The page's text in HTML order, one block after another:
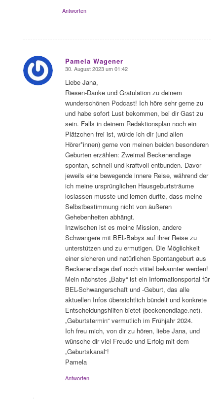
Antworten
Pamela Wagener
sagte:
30. August 2023 um 01:42
Liebe Jana,
Riesen-Danke und Gratulation zu deinem
wunderschönen Podcast! Ich höre sehr gerne zu
und habe sofort Lust bekommen, bei dir Gast zu
sein. Falls in deinem Redaktionsplan noch ein
Plätzchen frei ist, würde ich dir (und allen
Hörer*innen) gerne von meinen beiden besonderen
Geburten erzählen: Zweimal Beckenendlage
spontan, schnell und kraftvoll entbunden. Davor
jeweils eine bewegende innere Reise, während der
ich meine ursprünglichen Hausgeburtsträume
loslassen musste und lernen durfte, dass meine
Selbstbestimmung nicht von äußeren
Gehebenheiten abhängt.
Inzwischen ist es meine Mission, andere
Schwangere mit BEL-Babys auf ihrer Reise zu
unterstützen und zu ermutigen. Die Möglichkeit
einer sicheren und natürlichen Spontangeburt aus
Beckenendlage darf noch viiiiel bekannter werden!
Mein nächstes „Baby“ ist ein Informationsportal für
BEL-Schwangerschaft und -Geburt, das alle
aktuellen Infos übersichtlich bündelt und konkrete
Entscheidungshilfen bietet (beckenendlage.net).
„Geburtstermin“ vermutlich im Frühjahr 2024.
Ich freu mich, von dir zu hören, liebe Jana, und
wünsche dir viel Freude und Erfolg mit dem
„Geburtskanal“!
Pamela
Antworten